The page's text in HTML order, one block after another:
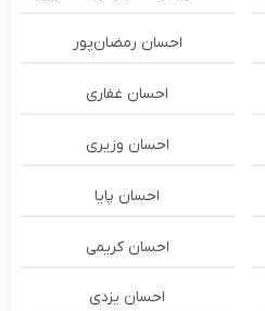
احسان رمضان‌پور
احسان غفاری
احسان وزیری
احسان پایا
احسان کریمی
احسان یزدی